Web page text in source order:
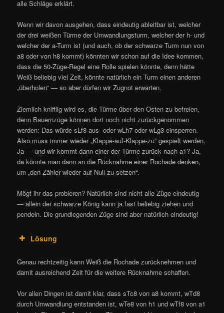
alle Schläge erklärt.
Wenn wir davon ausgehen, dass eindeutig ableitbar ist, welcher
der drei weißen Türme der Umwandlungsturm, welcher der h- und
welcher der a-Turm ist (und auch, ob der schwarze Turm nun von
a8 oder von h8 kommt) könnten wir schon auf die Idee kommen,
dass die 50-Züge-Regel eine Rolle spielen könnte, denn hätte
Weiß beliebig viel Zeit, könnte natürlich ein Turm einen anderen
„überholen“ — so aber dürfen wir Zugnot erwarten.
Ziemlich knifflig wird es, die Türme über den Osten zu befreien,
denn Bauernzüge können dort noch nicht zurückgenommen
werden: Das würde sLf8 aus- oder wLh7 oder wLg3 einsperren.
Also muss immer wieder „Klappe-auf-Klappe-zu“ gespielt werden.
Ja — und wir kommt dann einer der Türme zurück nach a1? Ja,
da könnte man dann an die Rücknahme einer Rochade denken,
um „den Zähler wieder auf Null zu setzen“.
Mögt ihr das probieren? Natürlich sind nicht alle Züge eindeutig
— allein der schwarze König kann ja fast beliebig ziehen und
pendeln. Die grundlegenden Züge sind aber natürlich eindeutig!
Lösung
Genau rechtzeitig kann Weiß die Rochade zurücknehmen und
damit ausreichend Zeit für die weitere Rücknahme schaffen.
Vor allen Dingen ist damit klar, dass sTc8 von a8 kommt, wTd8
durch Umwandlung entstanden ist, wTe8 von h1 und wTf8 von a1